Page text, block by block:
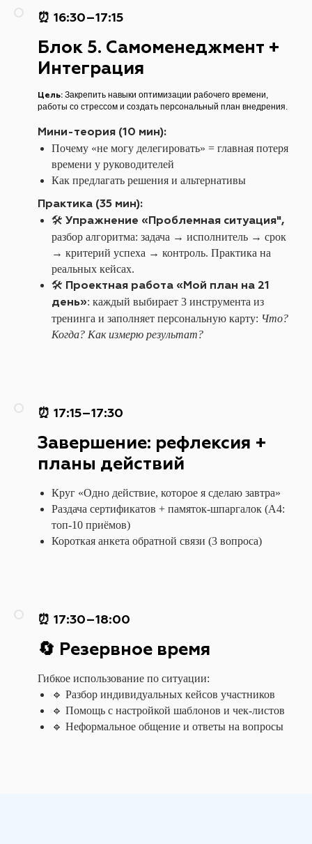
⏰ 16:30–17:15
Блок 5. Самоменеджмент +
Интеграция
Цель: Закрепить навыки оптимизации рабочего времени,
работы со стрессом и создать персональный план внедрения.
Мини-теория (10 мин):
Почему «не могу делегировать» = главная потеря
времени у руководителей
Как предлагать решения и альтернативы
Практика (35 мин):
🛠️ Упражнение «Проблемная ситуация",
разбор алгоритма: задача → исполнитель → срок
→ критерий успеха → контроль. Практика на
реальных кейсах.
🛠️ Проектная работа «Мой план на 21
день»: каждый выбирает 3 инструмента из
тренинга и заполняет персональную карту: Что?
Когда? Как измерю результат?
⏰ 17:15–17:30
Завершение: рефлексия +
планы действий
Круг «Одно действие, которое я сделаю завтра»
Раздача сертификатов + памяток-шпаргалок (А4:
топ-10 приёмов)
Короткая анкета обратной связи (3 вопроса)
⏰ 17:30–18:00
🔄 Резервное время
Гибкое использование по ситуации:
🔹 Разбор индивидуальных кейсов участников
🔹 Помощь с настройкой шаблонов и чек-листов
🔹 Неформальное общение и ответы на вопросы